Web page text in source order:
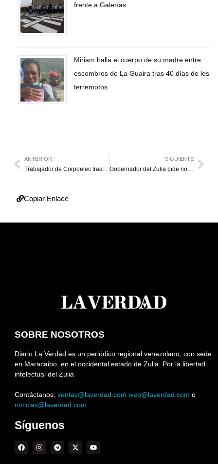
frente a Galerías
Miriam halla el cuerpo de su madre entre
escombros de La Guaira tras 40 días de los
terremotos
ANTERIOR
Trabajador de Corpoelec tras acudir a la DGCIM: “No soy delincuente”
SIGUIENTE
Gobernador del Zulia pide no politizar los reclamos salariales
Copiar Enlace
SOBRE NOSOTROS
Diario La Verdad es un periódico regional venezolano, con sede
en Maracaibo, en el occidental estado de Zulia. Por la libertad
intelectual del Zulia
Contáctanos: ventas@laverdad.com web@laverdad.com o
noticias@laverdad.com
Síguenos